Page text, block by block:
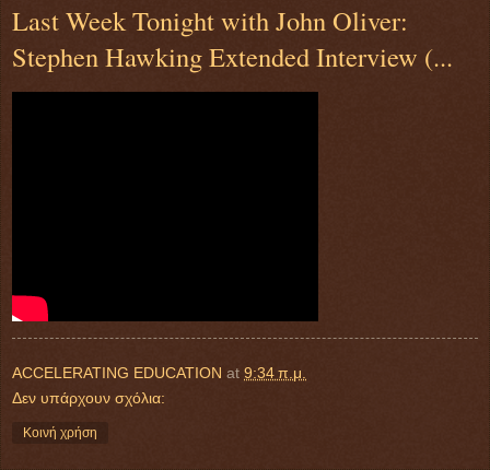
Last Week Tonight with John Oliver:
Stephen Hawking Extended Interview (...
ACCELERATING EDUCATION at 9:34 π.μ.
Δεν υπάρχουν σχόλια:
Κοινή χρήση